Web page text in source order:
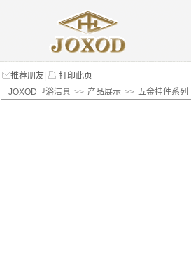
推荐朋友
打印此页
JOXOD卫浴洁具 >> 产品展示 >> 五金挂件系列